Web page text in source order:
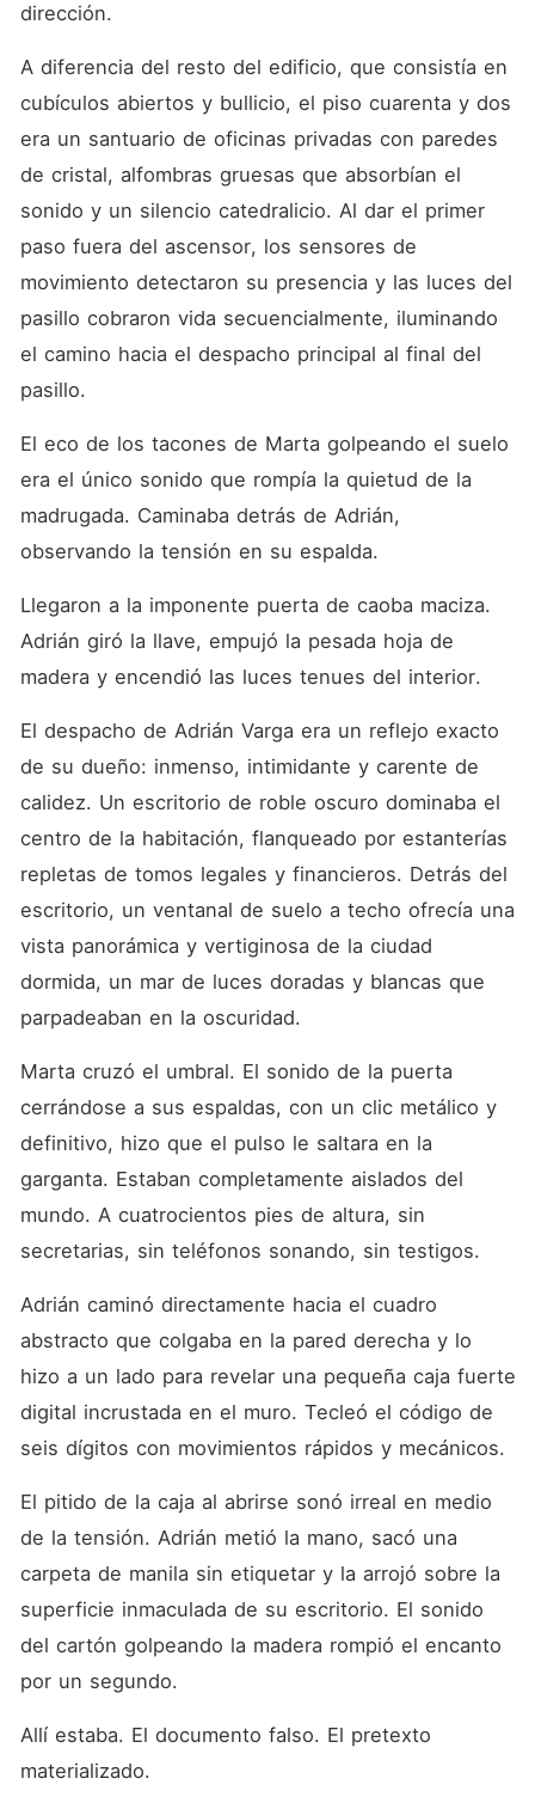
dirección.
A diferencia del resto del edificio, que consistía en
cubículos abiertos y bullicio, el piso cuarenta y dos
era un santuario de oficinas privadas con paredes
de cristal, alfombras gruesas que absorbían el
sonido y un silencio catedralicio. Al dar el primer
paso fuera del ascensor, los sensores de
movimiento detectaron su presencia y las luces del
pasillo cobraron vida secuencialmente, iluminando
el camino hacia el despacho principal al final del
pasillo.
El eco de los tacones de Marta golpeando el suelo
era el único sonido que rompía la quietud de la
madrugada. Caminaba detrás de Adrián,
observando la tensión en su espalda.
Llegaron a la imponente puerta de caoba maciza.
Adrián giró la llave, empujó la pesada hoja de
madera y encendió las luces tenues del interior.
El despacho de Adrián Varga era un reflejo exacto
de su dueño: inmenso, intimidante y carente de
calidez. Un escritorio de roble oscuro dominaba el
centro de la habitación, flanqueado por estanterías
repletas de tomos legales y financieros. Detrás del
escritorio, un ventanal de suelo a techo ofrecía una
vista panorámica y vertiginosa de la ciudad
dormida, un mar de luces doradas y blancas que
parpadeaban en la oscuridad.
Marta cruzó el umbral. El sonido de la puerta
cerrándose a sus espaldas, con un clic metálico y
definitivo, hizo que el pulso le saltara en la
garganta. Estaban completamente aislados del
mundo. A cuatrocientos pies de altura, sin
secretarias, sin teléfonos sonando, sin testigos.
Adrián caminó directamente hacia el cuadro
abstracto que colgaba en la pared derecha y lo
hizo a un lado para revelar una pequeña caja fuerte
digital incrustada en el muro. Tecleó el código de
seis dígitos con movimientos rápidos y mecánicos.
El pitido de la caja al abrirse sonó irreal en medio
de la tensión. Adrián metió la mano, sacó una
carpeta de manila sin etiquetar y la arrojó sobre la
superficie inmaculada de su escritorio. El sonido
del cartón golpeando la madera rompió el encanto
por un segundo.
Allí estaba. El documento falso. El pretexto
materializado.